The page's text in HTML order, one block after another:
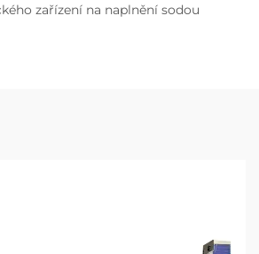
zařízení na naplnění sodou